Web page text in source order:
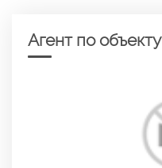
Агент по объекту